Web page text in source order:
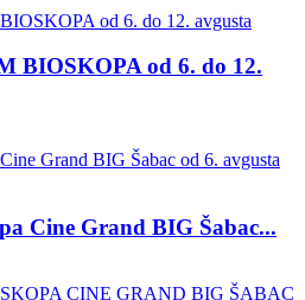
BIOSKOPA od 6. do 12.
Cine Grand BIG Šabac...